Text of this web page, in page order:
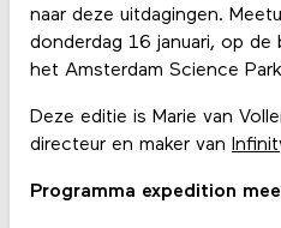
naar deze uitdagingen.
donderdag 16 januari, op de
het Amsterdam Science
Deze editie is Marie van
directeur en maker van
Programma expedition